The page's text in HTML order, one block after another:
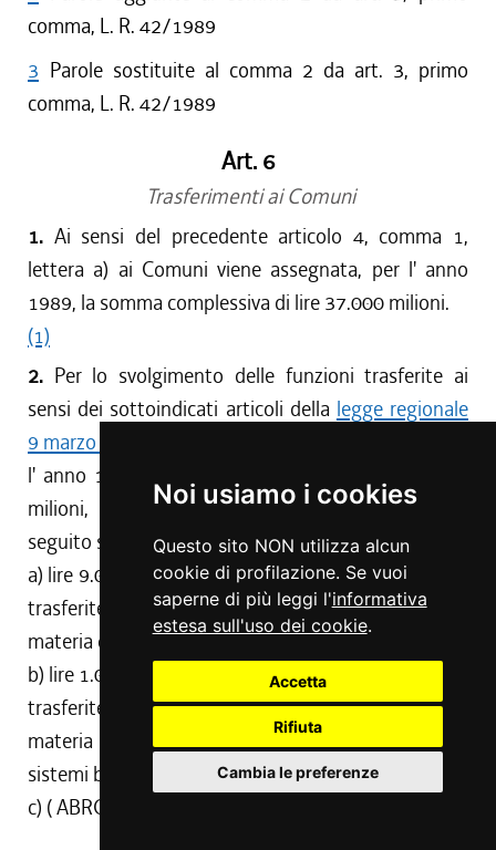
Noi usiamo i cookies
Questo sito NON utilizza alcun
cookie di profilazione. Se vuoi
saperne di più leggi l'informativa
estesa sull'uso dei cookie.
Accetta
Rifiuta
Cambia le preferenze
comma, L. R. 42/1989
3 Parole sostituite al comma 2 da art. 3, primo
comma, L. R. 42/1989
Art. 6
Trasferimenti ai Comuni
1. Ai sensi del precedente articolo 4, comma 1,
lettera a) ai Comuni viene assegnata, per l' anno
1989, la somma complessiva di lire 37.000 milioni.
(1)
2. Per lo svolgimento delle funzioni trasferite ai
sensi dei sottoindicati articoli della legge regionale
9 marzo 1988, n. 10
l' anno 1989, la somma complessiva di lire 10.000
milioni, secondo l' articolazione per materie di
seguito specificata:
a) lire 9.000 milioni per lo svolgimento delle funzioni
trasferite ai sensi dell' articolo 28, comma 1, in
materia di assistenza scolastica e diritto allo studio;
b) lire 1.000 milioni per lo svolgimento delle funzioni
trasferite ai sensi dell' articolo 30, comma 2, in
materia di istituzione e gestione di biblioteche e
sistemi bibliotecari;
c) ( ABROGATA ).